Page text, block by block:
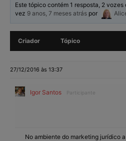
Este tópico contém 1 resposta, 2
vez 9 anos, 7 meses atrás por
Criador Tópico
27/12/2016 às 13:37
Igor Santos Participante
No ambiente do marketing jurídico